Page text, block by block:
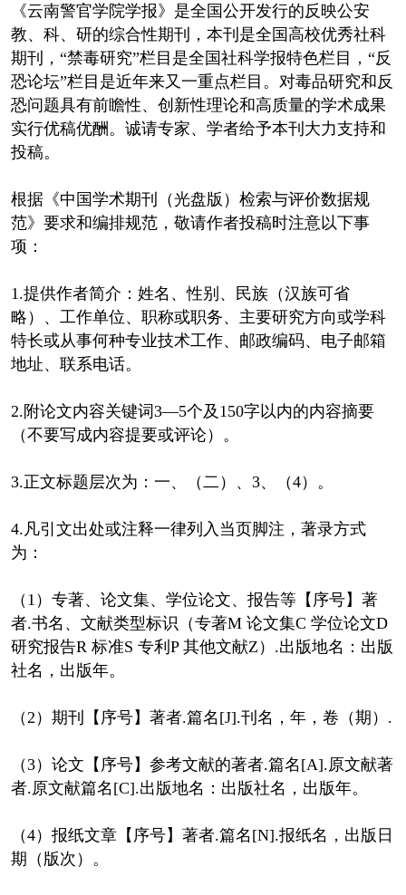
《云南警官学院学报》是全国公开发行的反映公安
教、科、研的综合性期刊，本刊是全国高校优秀社科
期刊，“禁毒研究”栏目是全国社科学报特色栏目，“反
恐论坛”栏目是近年来又一重点栏目。对毒品研究和反
恐问题具有前瞻性、创新性理论和高质量的学术成果
实行优稿优酬。诚请专家、学者给予本刊大力支持和
投稿。
根据《中国学术期刊（光盘版）检索与评价数据规
范》要求和编排规范，敬请作者投稿时注意以下事
项：
1.提供作者简介：姓名、性别、民族（汉族可省
略）、工作单位、职称或职务、主要研究方向或学科
特长或从事何种专业技术工作、邮政编码、电子邮箱
地址、联系电话。
2.附论文内容关键词3—5个及150字以内的内容摘要
（不要写成内容提要或评论）。
3.正文标题层次为：一、（二）、3、（4）。
4.凡引文出处或注释一律列入当页脚注，著录方式
为：
（1）专著、论文集、学位论文、报告等【序号】著
者.书名、文献类型标识（专著M 论文集C 学位论文D
研究报告R 标准S 专利P 其他文献Z）.出版地名：出版
社名，出版年。
（2）期刊【序号】著者.篇名[J].刊名，年，卷（期）.
（3）论文【序号】参考文献的著者.篇名[A].原文献著
者.原文献篇名[C].出版地名：出版社名，出版年。
（4）报纸文章【序号】著者.篇名[N].报纸名，出版日
期（版次）。